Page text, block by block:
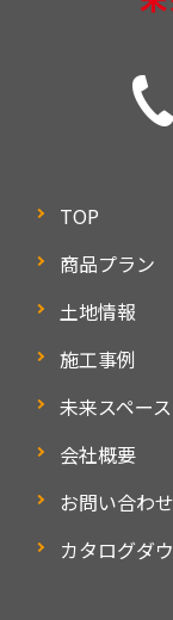
TOP
商品プラン
土地情報
施工事例
未来スペー
会社概要
お問い合わ
カタログダ